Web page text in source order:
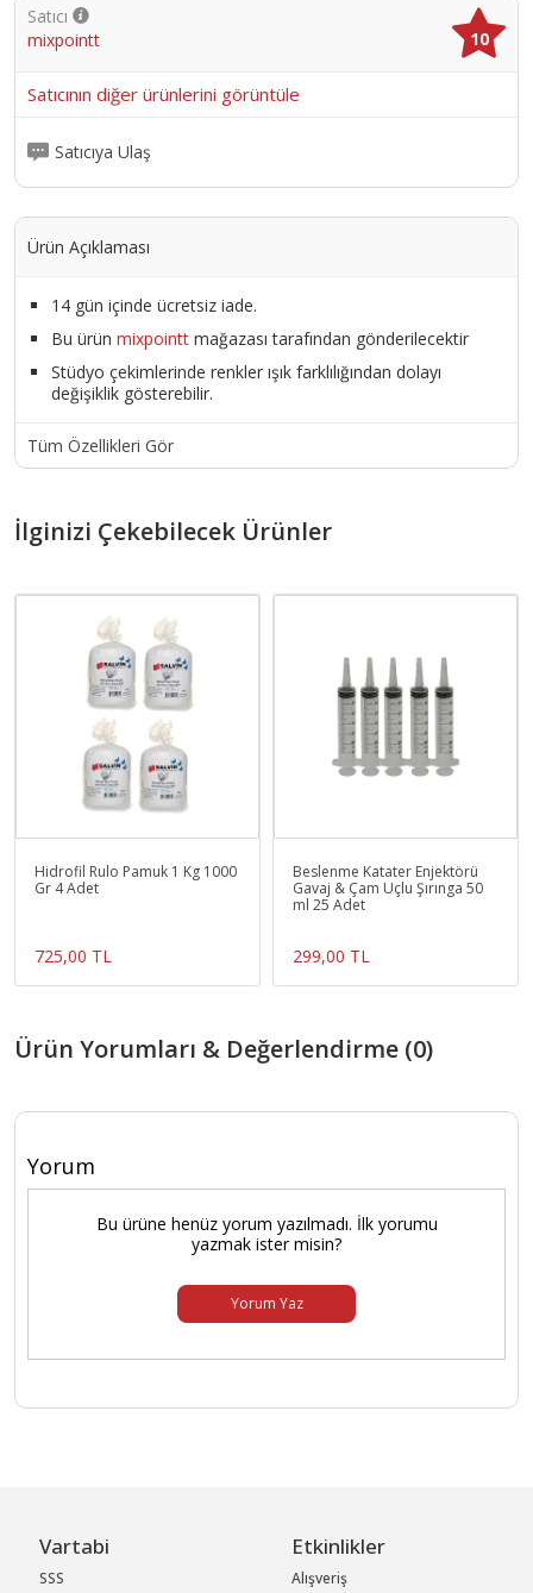
Satıcı
mixpointt
10
Satıcının diğer ürünlerini görüntüle
Satıcıya Ulaş
Ürün Açıklaması
14 gün içinde ücretsiz iade.
Bu ürün mixpointt mağazası tarafından gönderilecektir
Stüdyo çekimlerinde renkler ışık farklılığından dolayı
değişiklik gösterebilir.
Tüm Özellikleri Gör
İlginizi Çekebilecek Ürünler
Hidrofil Rulo Pamuk 1 Kg 1000
Gr 4 Adet
725,00 TL
Beslenme Katater Enjektörü
Gavaj & Çam Uçlu Şırınga 50
ml 25 Adet
299,00 TL
Ürün Yorumları & Değerlendirme (0)
Yorum
Bu ürüne henüz yorum yazılmadı. İlk yorumu
yazmak ister misin?
Yorum Yaz
Vartabi
SSS
Etkinlikler
Alışveriş